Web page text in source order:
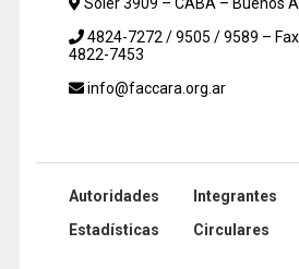
Soler 3909 – CABA – Buenos
4824-7272 / 9505 / 9589 –
4822-7453
info@faccara.org.ar
Autoridades Integrantes
Estadísticas
Circulares